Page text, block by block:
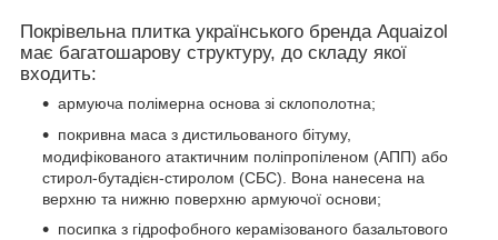
Покрівельна плитка українського бренда Aquaizol
має багатошарову структуру, до складу якої
входить:
армуюча полімерна основа зі склополотна;
покривна маса з дистильованого бітуму,
модифікованого атактичним поліпропіленом (АПП) або
стирол-бутадієн-стиролом (СБС). Вона нанесена на
верхню та нижню поверхню армуючої основи;
посипка з гідрофобного керамізованого базальтового